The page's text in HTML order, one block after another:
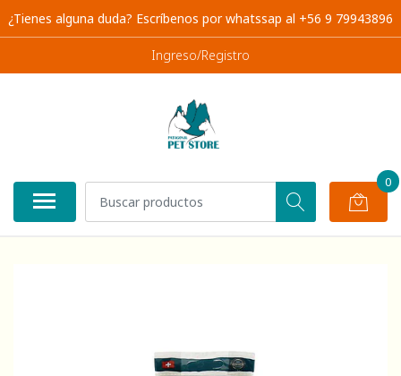
¿Tienes alguna duda? Escríbenos por whatssap al +56 9 79943896
Ingreso/Registro
0